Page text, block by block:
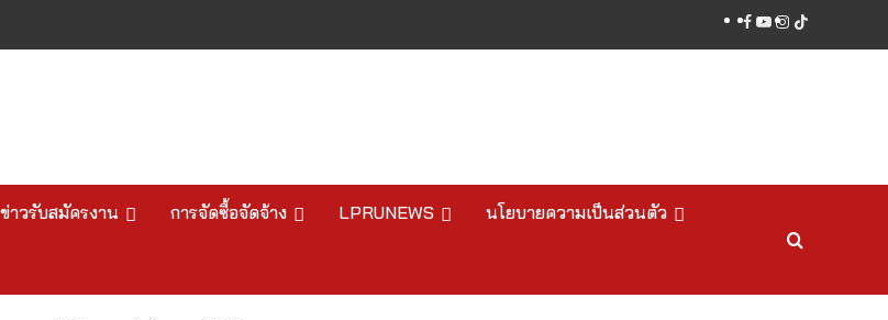
facebook
youtube
instagram
tiktok
ข่าวรับสมัครงาน การจัดซื้อจัดจ้าง LPRUNEWS นโยบายความเป็นส่วนตัว